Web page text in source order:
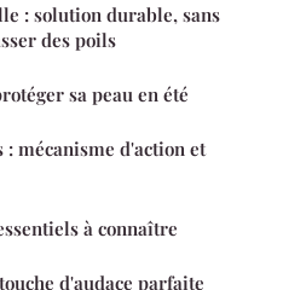
: solution durable, sans
des poils
sa peau en été
: mécanisme d'action et
à connaître
d'audace parfaite